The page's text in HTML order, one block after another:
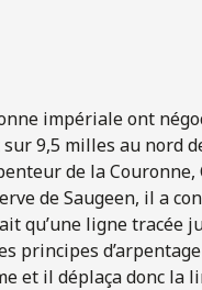
impériale ont
9,5 milles au nord
de la Couronne,
de Saugeen, il a
qu’une ligne tracée
principes
et il déplaça donc la